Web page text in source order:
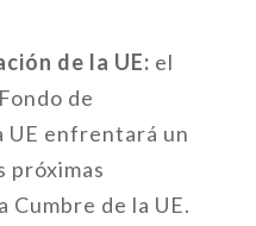
de la UE: el
de
UE enfrentará un
próximas
Cumbre de la UE.